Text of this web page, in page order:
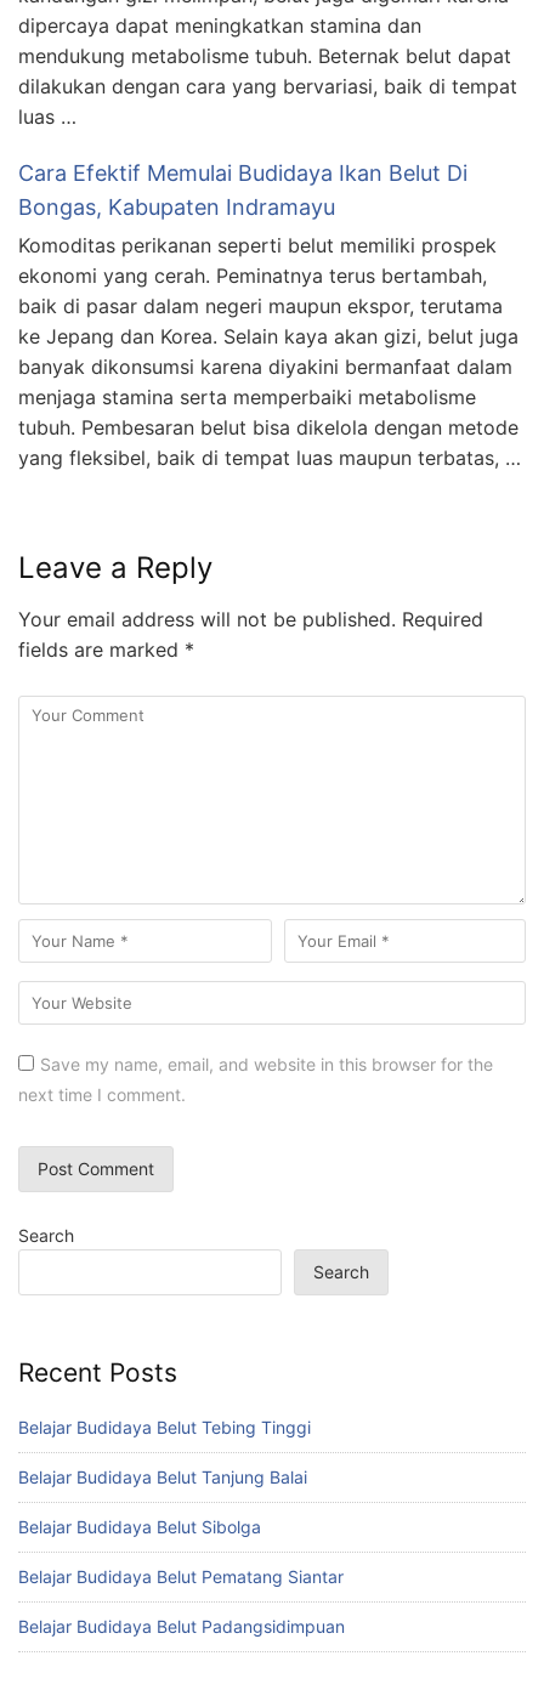
dipercaya dapat meningkatkan stamina dan
mendukung metabolisme tubuh. Beternak belut dapat
dilakukan dengan cara yang bervariasi, baik di tempat
luas …
Cara Efektif Memulai Budidaya Ikan Belut Di
Bongas, Kabupaten Indramayu
Komoditas perikanan seperti belut memiliki prospek
ekonomi yang cerah. Peminatnya terus bertambah,
baik di pasar dalam negeri maupun ekspor, terutama
ke Jepang dan Korea. Selain kaya akan gizi, belut juga
banyak dikonsumsi karena diyakini bermanfaat dalam
menjaga stamina serta memperbaiki metabolisme
tubuh. Pembesaran belut bisa dikelola dengan metode
yang fleksibel, baik di tempat luas maupun terbatas, …
Leave a Reply
Your email address will not be published. Required
fields are marked *
Save my name, email, and website in this browser for the
next time I comment.
Search
Search
Recent Posts
Belajar Budidaya Belut Tebing Tinggi
Belajar Budidaya Belut Tanjung Balai
Belajar Budidaya Belut Sibolga
Belajar Budidaya Belut Pematang Siantar
Belajar Budidaya Belut Padangsidimpuan